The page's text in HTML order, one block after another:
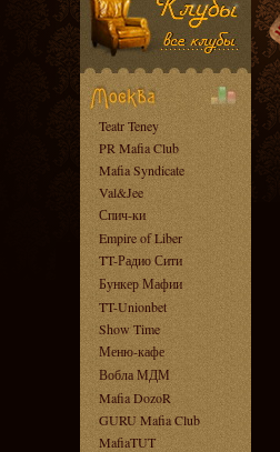
Teatr Teney
PR Mafia Club
Mafia Syndicate
Val&Jee
Спич-ки
Empire of Liber
TT-Радио Сити
Бункер Мафии
TT-Unionbet
Show Time
Меню-кафе
Вобла МДМ
Mafia DozoR
GURU Mafia Club
MafiaTUT